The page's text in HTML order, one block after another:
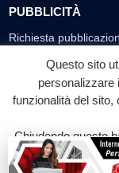
PUBBLICITÀ
Richiesta
SEGUICI SUI
Questo sito
personalizzare
funzionalità del sito,
Chiudendo questo
su qualunque